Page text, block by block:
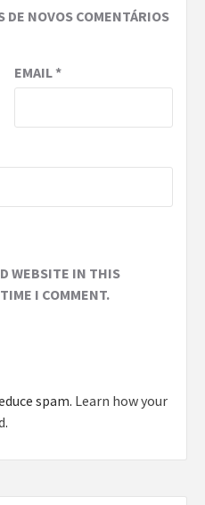
DE NOVOS COMENTÁRIOS
EMAIL*
WEBSITE IN THIS
I COMMENT.
spam. Learn how your
.